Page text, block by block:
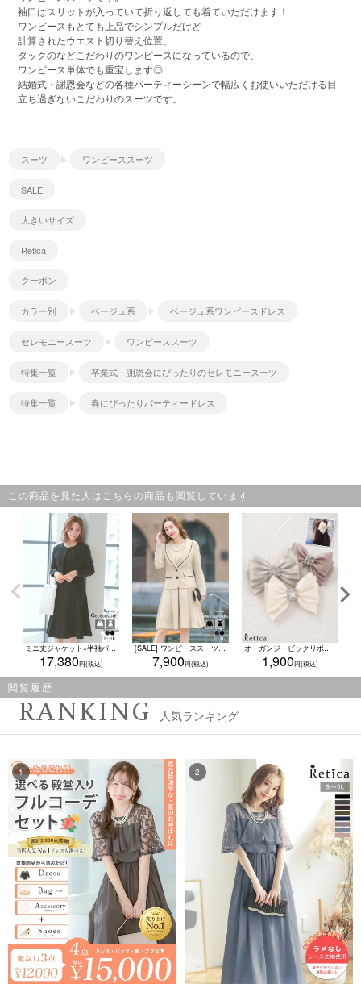
袖口はスリットが入っていて折り返しても着ていただけます！
ワンピースもとても上品でシンプルだけど
計算されたウエスト切り替え位置、
タックのなどこだわりのワンピースになっているので、
ワンピース単体でも重宝します◎
結婚式・謝恩会などの各種パーティーシーンで幅広くお使いいただける目
立ち過ぎないこだわりのスーツです。
スーツ ワンピーススーツ
SALE
大きいサイズ
Retica
クーポン
カラー別 ベージュ系 ベージュ系ワンピースドレス
セレモニースーツ ワンピーススーツ
特集一覧 卒業式・謝恩会にぴったりのセレモニースーツ
特集一覧 春にぴったりパーティードレス
この商品を見た人はこちらの商品も閲覧しています
17,380 7,900 1,900
閲覧履歴
RANKING 人気ランキング